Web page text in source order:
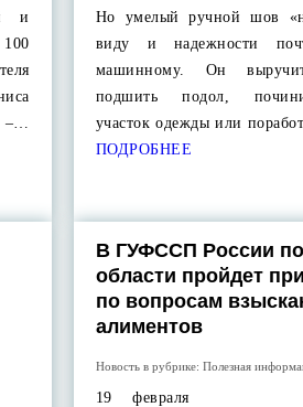
и
–…
Но умелый ручной шов
виду и надежности
машинному. Он
подшить подол,
участок одежды или
ПОДРОБНЕЕ
В ГУФССП России
области пройдет
по вопросам
алиментов
Новость в рубрике: Полезная
19 февраля